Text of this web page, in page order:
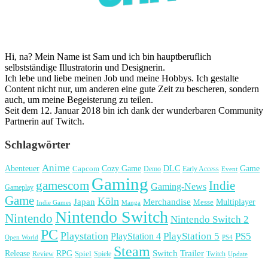
Hi, na? Mein Name ist Sam und ich bin hauptberuflich
selbstständige Illustratorin und Designerin.
Ich lebe und liebe meinen Job und meine Hobbys. Ich gestalte
Content nicht nur, um anderen eine gute Zeit zu bescheren, sondern
auch, um meine Begeisterung zu teilen.
Seit dem 12. Januar 2018 bin ich dank der wunderbaren Community
Partnerin auf Twitch.
Schlagwörter
Abenteuer Anime Capcom Cozy Game Demo DLC Early Access Event Game
Gameplay gamescom Gaming Gaming-News Indie
Game Indie Games Japan Köln Manga Merchandise Messe Multiplayer
Nintendo Nintendo Switch Nintendo Switch 2
Open World PC Playstation PlayStation 4 PlayStation 5 PS4 PS5
Release Review RPG Spiel Spiele Steam Switch Trailer Twitch Update